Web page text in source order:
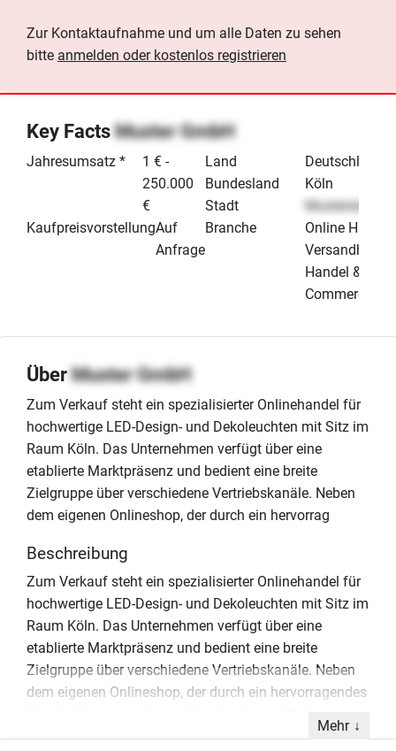
Zur Kontaktaufnahme und um alle Daten zu sehen
bitte anmelden oder kostenlos registrieren
Key FactsMuster GmbH
Jahresumsatz *
1 € -
250.000
€
KaufpreisvorstellungAuf
Anfrage
Land
Deutschland
Bundesland
Köln
Stadt
Musterstadt
Branche
Online
Handel & E-
Commerce
ÜberMuster GmbH
Zum Verkauf steht ein spezialisierter Onlinehandel für
hochwertige LED-Design- und Dekoleuchten mit Sitz im
Raum Köln. Das Unternehmen verfügt über eine
etablierte Marktpräsenz und bedient eine breite
Zielgruppe über verschiedene Vertriebskanäle. Neben
dem eigenen Onlineshop, der durch ein hervorrag
Beschreibung
Zum Verkauf steht ein spezialisierter Onlinehandel für
hochwertige LED-Design- und Dekoleuchten mit Sitz im
Raum Köln. Das Unternehmen verfügt über eine
etablierte Marktpräsenz und bedient eine breite
Zielgruppe über verschiedene Vertriebskanäle. Neben
dem eigenen Onlineshop, der durch ein hervorragendes
Konversionsrate von circa 10 % überzeugt, werden die
Mehr